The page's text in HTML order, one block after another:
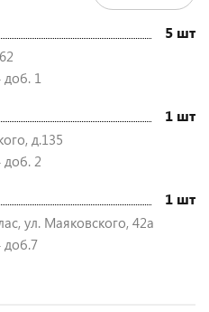
5 шт
доб. 1
1 шт
д.135
2
1 шт
ул. Маяковского, 42а
доб.7